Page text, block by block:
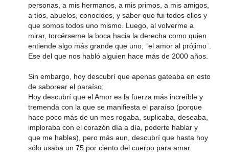
personas, a mis hermanos, a mis primos, a mis amigos,
a tíos, abuelos, conocidos, y saber que fui todos ellos y
que somos todos uno mismo. Luego, al volverme a
mirar, torcérseme la boca hacia la derecha como quien
entiende algo más grande que uno, ¨el amor al prójimo¨.
Ese del que nos habló alguien hace más de 2000 años.
Sin embargo, hoy descubrí que apenas gateaba en esto
de saborear el paraíso;
Hoy descubrí que el Amor es la fuerza más increíble y
tremenda con la que se manifiesta el paraíso (porque
hace poco más de un mes rogaba, suplicaba, deseaba,
imploraba con el corazón día a día, poderte hablar y
que me hables), pero más aun, descubrí que hasta hoy
sólo usaba un 75 por ciento del cuerpo para amar.